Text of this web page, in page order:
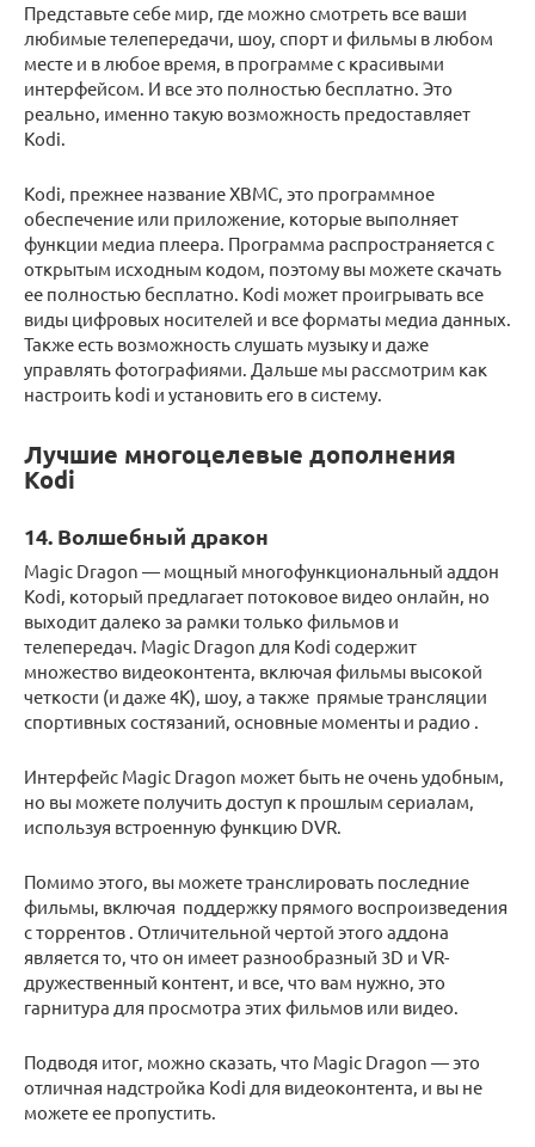
Представьте себе мир, где можно смотреть все ваши
любимые телепередачи, шоу, спорт и фильмы в любом
месте и в любое время, в программе с красивыми
интерфейсом. И все это полностью бесплатно. Это
реально, именно такую возможность предоставляет
Kodi.
Kodi, прежнее название XBMC, это программное
обеспечение или приложение, которые выполняет
функции медиа плеера. Программа распространяется с
открытым исходным кодом, поэтому вы можете скачать
ее полностью бесплатно. Kodi может проигрывать все
виды цифровых носителей и все форматы медиа данных.
Также есть возможность слушать музыку и даже
управлять фотографиями. Дальше мы рассмотрим как
настроить kodi и установить его в систему.
Лучшие многоцелевые дополнения
Kodi
14. Волшебный дракон
Magic Dragon — мощный многофункциональный аддон
Kodi, который предлагает потоковое видео онлайн, но
выходит далеко за рамки только фильмов и
телепередач. Magic Dragon для Kodi содержит
множество видеоконтента, включая фильмы высокой
четкости (и даже 4K), шоу, а также прямые трансляции
спортивных состязаний, основные моменты и радио .
Интерфейс Magic Dragon может быть не очень удобным,
но вы можете получить доступ к прошлым сериалам,
используя встроенную функцию DVR.
Помимо этого, вы можете транслировать последние
фильмы, включая поддержку прямого воспроизведения
с торрентов . Отличительной чертой этого аддона
является то, что он имеет разнообразный 3D и VR-
дружественный контент, и все, что вам нужно, это
гарнитура для просмотра этих фильмов или видео.
Подводя итог, можно сказать, что Magic Dragon — это
отличная надстройка Kodi для видеоконтента, и вы не
можете ее пропустить.